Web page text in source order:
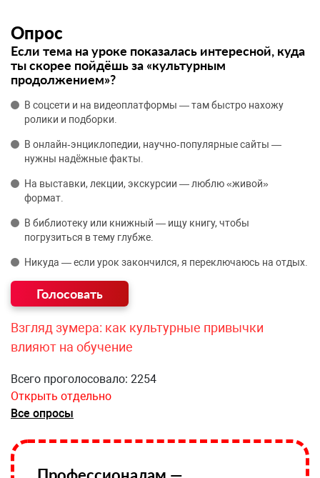
Опрос
Если тема на уроке показалась интересной, куда
ты скорее пойдёшь за «культурным
продолжением»?
В соцсети и на видеоплатформы — там быстро нахожу
ролики и подборки.
В онлайн‑энциклопедии, научно‑популярные сайты —
нужны надёжные факты.
На выставки, лекции, экскурсии — люблю «живой»
формат.
В библиотеку или книжный — ищу книгу, чтобы
погрузиться в тему глубже.
Никуда — если урок закончился, я переключаюсь на отдых.
Взгляд зумера: как культурные привычки
влияют на обучение
Всего проголосовало: 2254
Открыть отдельно
Все опросы